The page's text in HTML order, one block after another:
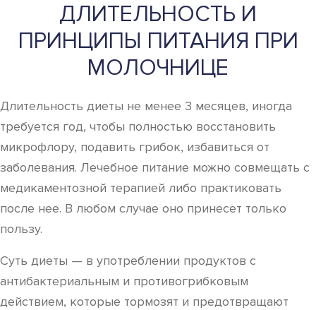
ДЛИТЕЛЬНОСТЬ И
ПРИНЦИПЫ ПИТАНИЯ ПРИ
МОЛОЧНИЦЕ
Длительность диеты не менее 3 месяцев, иногда
требуется год, чтобы полностью восстановить
микрофлору, подавить грибок, избавиться от
заболевания. Лечебное питание можно совмещать с
медикаментозной терапией либо практиковать
после нее. В любом случае оно принесет только
пользу.
Суть диеты — в употреблении продуктов с
антибактериальным и противогрибковым
действием, которые тормозят и предотвращают